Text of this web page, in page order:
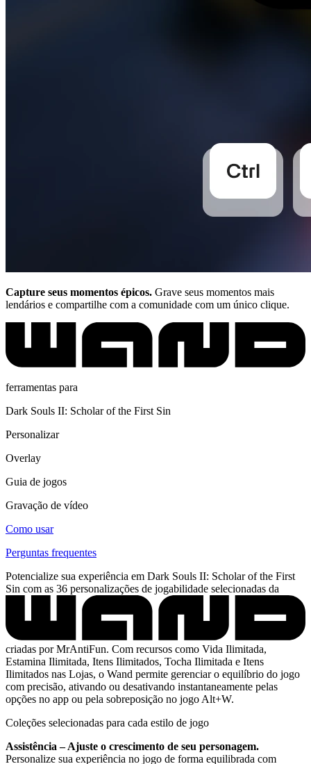
Capture seus momentos épicos. Grave seus momentos mais
lendários e compartilhe com a comunidade com um único clique.
ferramentas para
Dark Souls II: Scholar of the First Sin
Personalizar
Overlay
Guia de jogos
Gravação de vídeo
Como usar
Perguntas frequentes
Potencialize sua experiência em Dark Souls II: Scholar of the First
Sin com as 36 personalizações de jogabilidade selecionadas da
criadas por MrAntiFun. Com recursos como Vida Ilimitada,
Estamina Ilimitada, Itens Ilimitados, Tocha Ilimitada e Itens
Ilimitados nas Lojas, o Wand permite gerenciar o equilíbrio do jogo
com precisão, ativando ou desativando instantaneamente pelas
opções no app ou pela sobreposição no jogo Alt+W.
Coleções selecionadas para cada estilo de jogo
Assistência – Ajuste o crescimento de seu personagem.
Personalize sua experiência no jogo de forma equilibrada com